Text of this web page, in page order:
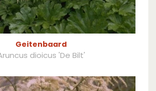
Geitenbaard
dioicus 'De Bilt'